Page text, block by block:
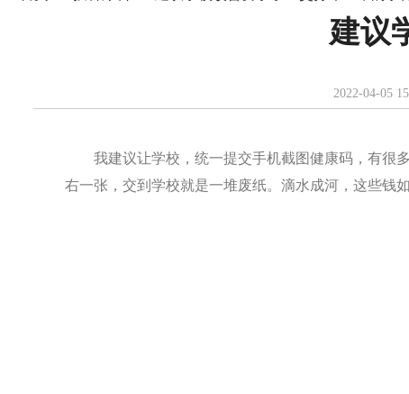
建议
2022-04-
我建议让学校，统一提交手机截图健康码，有很
右一张，交到学校就是一堆废纸。滴水成河，这些钱